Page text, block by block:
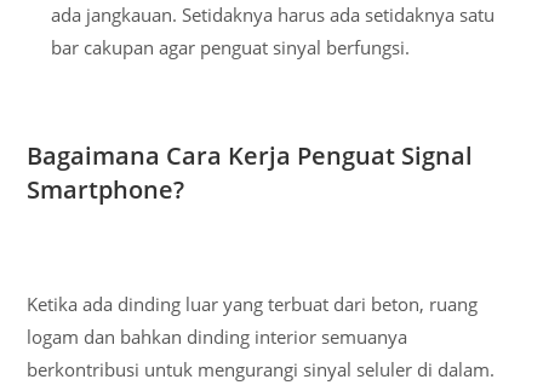
ada jangkauan. Setidaknya harus ada setidaknya satu
bar cakupan agar penguat sinyal berfungsi.
Bagaimana Cara Kerja Penguat Signal
Smartphone?
Ketika ada dinding luar yang terbuat dari beton, ruang
logam dan bahkan dinding interior semuanya
berkontribusi untuk mengurangi sinyal seluler di dalam.